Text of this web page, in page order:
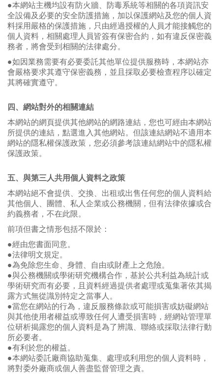
●本網站主機均設有防火牆、防毒系統等相關的各項資訊安
全設備及必要的安全防護措施，加以保護網站及您的個人資
料採用嚴格的保護措施，只由經過授權的人員才能接觸您的
個人資料，相關處理人員皆簽有保密合約，如有違反保密義
務者，將會受到相關的法律處分。
●如因業務需要有必要委託其他單位提供服務時，本網站亦
會嚴格要求其遵守保密義務，並且採取必要檢查程序以確定
其將確實遵守。
四、網站對外的相關連結
本網站的網頁提供其他網站的網路連結，您也可經由本網站
所提供的連結，點選進入其他網站。但該連結網站不適用本
網站的隱私權保護政策，您必須參考該連結網站中的隱私權
保護政策。
五、與第三人共用個人資料之政策
本網站絕不會提供、交換、出租或出售任何您的個人資料給
其他個人、團體、私人企業或公務機關，但有法律依據或合
約義務者，不在此限。
前項但書之情形包括不限於：
●經由您書面同意。
●法律明文規定。
●為免除您生命、身體、自由或財產上之危險。
●與公務機關或學術研究機構合作，基於公共利益為統計或
學術研究而有必要，且資料經過提供者處理或蒐集著依其揭
露方式無從識別特定之當事人。
●當您在網站的行為，違反服務條款或可能損害或妨礙網站
與其他使用者權益或導致任何人遭受損害時，經網站管理單
位研析揭露您的個人資料是為了辨識、聯絡或採取法律行動
所必要者。
●有利於您的權益。
●本網站委託廠商協助蒐集、處理或利用您的個人資料時，
將對委外廠商或個人善盡監督管理之責。